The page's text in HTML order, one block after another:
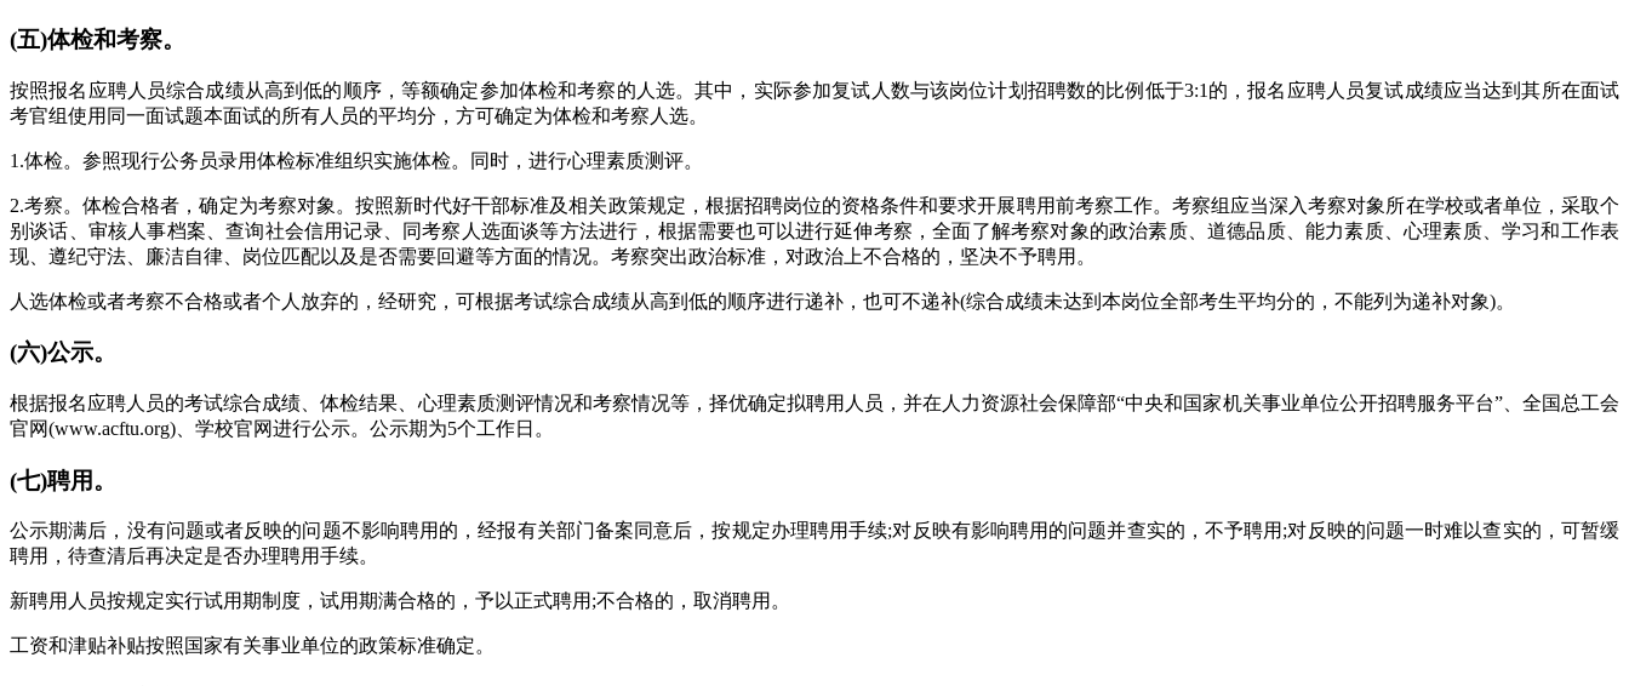
(五)体检和考察。
按照报名应聘人员综合成绩从高到低的顺序，等额确定参加体检和考察的人选。其中，实际参加复试人数与该岗位计划招聘数的比例低于3:1的，报名应聘人员复试成绩应当达到其所在面试
考官组使用同一面试题本面试的所有人员的平均分，方可确定为体检和考察人选。
1.体检。参照现行公务员录用体检标准组织实施体检。同时，进行心理素质测评。
2.考察。体检合格者，确定为考察对象。按照新时代好干部标准及相关政策规定，根据招聘岗位的资格条件和要求开展聘用前考察工作。考察组应当深入考察对象所在学校或者单位，采取个
别谈话、审核人事档案、查询社会信用记录、同考察人选面谈等方法进行，根据需要也可以进行延伸考察，全面了解考察对象的政治素质、道德品质、能力素质、心理素质、学习和工作表
现、遵纪守法、廉洁自律、岗位匹配以及是否需要回避等方面的情况。考察突出政治标准，对政治上不合格的，坚决不予聘用。
人选体检或者考察不合格或者个人放弃的，经研究，可根据考试综合成绩从高到低的顺序进行递补，也可不递补(综合成绩未达到本岗位全部考生平均分的，不能列为递补对象)。
(六)公示。
根据报名应聘人员的考试综合成绩、体检结果、心理素质测评情况和考察情况等，择优确定拟聘用人员，并在人力资源社会保障部“中央和国家机关事业单位公开招聘服务平台”、全国总工会
官网(www.acftu.org)、学校官网进行公示。公示期为5个工作日。
(七)聘用。
公示期满后，没有问题或者反映的问题不影响聘用的，经报有关部门备案同意后，按规定办理聘用手续;对反映有影响聘用的问题并查实的，不予聘用;对反映的问题一时难以查实的，可暂缓
聘用，待查清后再决定是否办理聘用手续。
新聘用人员按规定实行试用期制度，试用期满合格的，予以正式聘用;不合格的，取消聘用。
工资和津贴补贴按照国家有关事业单位的政策标准确定。